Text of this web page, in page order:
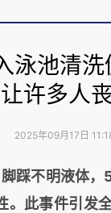
泳池清洗
让许多人
2025年09月17日
踩不明液体
。此事件引发